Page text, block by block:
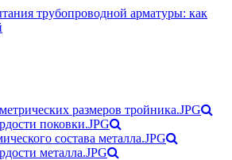
трубопроводной арматуры: как